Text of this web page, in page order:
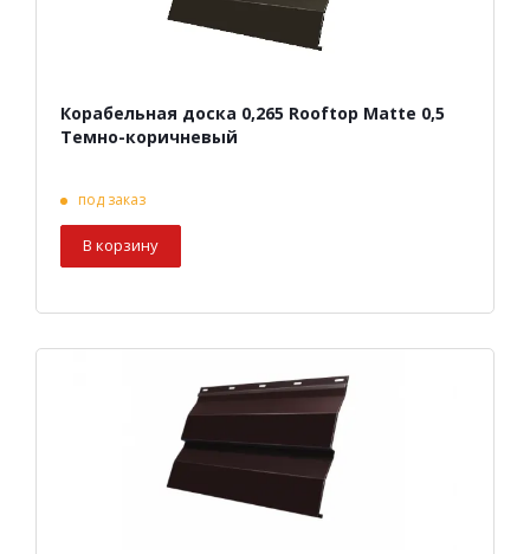
Корабельная доска 0,265 Rooftop Matte 0,5
Темно-коричневый
под заказ
В корзину